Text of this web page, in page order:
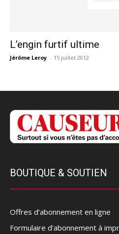
L’engin furtif ultime
Jérôme Leroy - 15 juillet 2012
BOUTIQUE & SOUTIEN
Offres d’abonnement en ligne
Formulaire d'abonnement à